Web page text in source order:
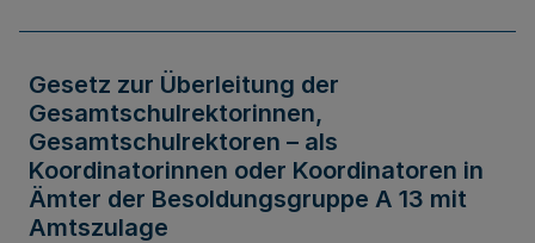
Gesetz zur Überleitung der
Gesamtschulrektorinnen,
Gesamtschulrektoren – als
Koordinatorinnen oder Koordinatoren in
Ämter der Besoldungsgruppe A 13 mit
Amtszulage